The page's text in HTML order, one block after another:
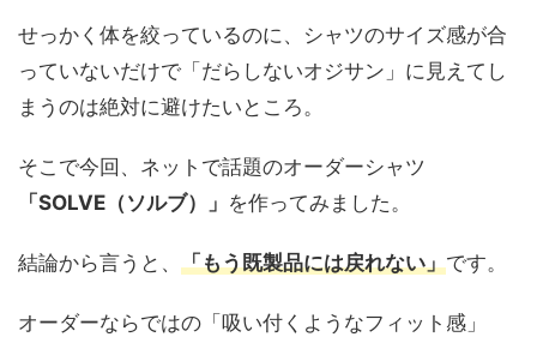
せっかく体を絞っているのに、シャツのサイズ感が合
っていないだけで「だらしないオジサン」に見えてし
まうのは絶対に避けたいところ。
そこで今回、ネットで話題のオーダーシャツ
「SOLVE（ソルブ）」 を作ってみました。
結論から言うと、 「もう既製品には戻れない」です。
オーダーならではの「吸い付くようなフィット感」